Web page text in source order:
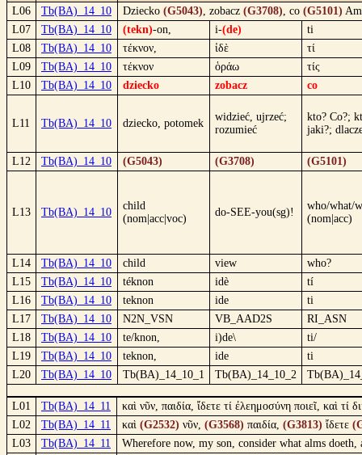
L06
Tb(BA)_14_10 Dziecko (G5043), zobacz (G3708), co (G5101)
L07
Tb(BA)_14_10 (tekn)-on, i-(de)
ti
L08
Tb(BA)_14_10 τέκνον, ἰδὲ
τί
L09
Tb(BA)_14_10 τέκνον ὁράω
τίς
L10
Tb(BA)_14_10 dziecko zobacz co
L11 Tb(BA)_14_10 dziecko, potomek
widzieć, ujrzeć;
rozumieć
kto? Co?;
jaki?;
L12 Tb(BA)_14_10 (G5043) (G3708) (G5101)
L13 Tb(BA)_14_10
child
(nom|acc|voc)
do-SEE-you(sg)!
who/what/
(nom|acc)
L14 Tb(BA)_14_10 child view
who?
L15
Tb(BA)_14_10 téknon idè
tí
L16
Tb(BA)_14_10 teknon ide
ti
L17
Tb(BA)_14_10 N2N_VSN VB_AAD2S
RI_ASN
L18
Tb(BA)_14_10 te/knon, i)de\
ti/
L19
Tb(BA)_14_10 teknon, ide
ti
L20
Tb(BA)_14_10 Tb(BA)_14_10_1 Tb(BA)_14_10_2
L01 Tb(BA)_14_11
καὶ νῦν, παιδία, ἴδετε τί ἐλεημοσύνη ποιεῖ, καὶ
L02
Tb(BA)_14_11 καὶ (G2532) νῦν, (G3568) παιδία, (G3813) ἴδετε
L03
Tb(BA)_14_11
Wherefore now, my son, consider what alms